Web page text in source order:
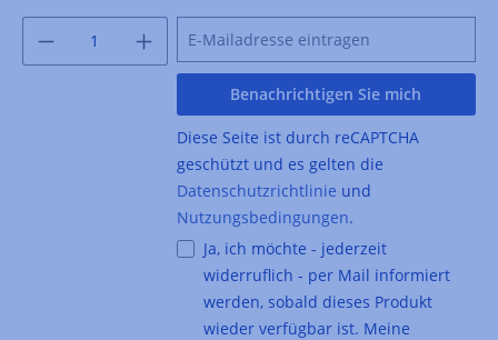
Benachrichtigen Sie mich
Diese Seite ist durch reCAPTCHA
geschützt und es gelten die
Datenschutzrichtlinie und
Nutzungsbedingungen.
Ja, ich möchte - jederzeit
widerruflich - per Mail informiert
werden, sobald dieses Produkt
wieder verfügbar ist. Meine